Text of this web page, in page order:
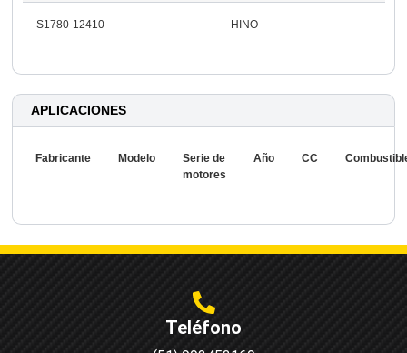
S1780-12410 HINO
APLICACIONES
Fabricante Modelo
Serie de
motores
Año CC
Teléfono